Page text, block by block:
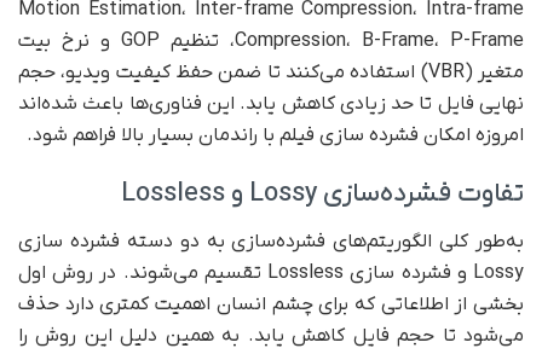
Motion Estimation، Inter-frame Compression، Intra-frame
Compression، B-Frame، P-Frame، تنظیم GOP و نرخ بیت
متغیر (VBR) استفاده می‌کنند تا ضمن حفظ کیفیت ویدیو، حجم
نهایی فایل تا حد زیادی کاهش یابد. این فناوری‌ها باعث شده‌اند
امروزه امکان فشرده سازی فیلم با راندمان بسیار بالا فراهم شود.
تفاوت فشرده‌سازی Lossy و Lossless
به‌طور کلی الگوریتم‌های فشرده‌سازی به دو دسته فشرده سازی
Lossy و فشرده سازی Lossless تقسیم می‌شوند. در روش اول
بخشی از اطلاعاتی که برای چشم انسان اهمیت کمتری دارد حذف
می‌شود تا حجم فایل کاهش یابد. به همین دلیل این روش را